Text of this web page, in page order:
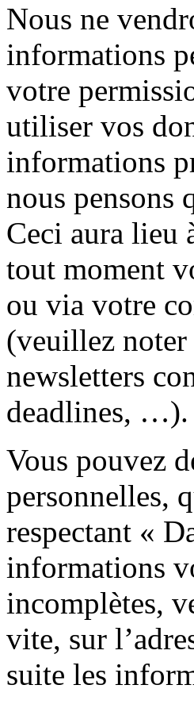
Nous ne
informations
votre
utiliser vos
informations
nous pensons
Ceci aura lieu
tout moment
ou via votre
(veuillez noter
newsletters
deadlines, …).
Vous pouvez
personnelles,
respectant «
informations
incomplètes,
vite, sur
suite les